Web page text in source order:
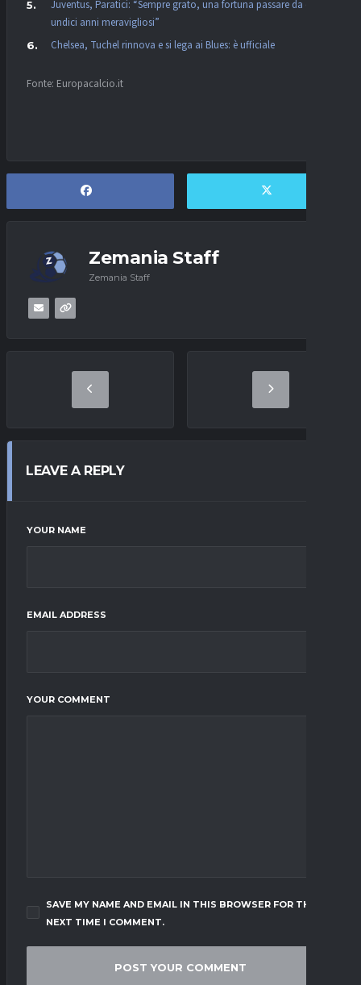
Juventus, Paratici: “Sempre grato, una fortuna passare da qui,
undici anni meravigliosi”
Chelsea, Tuchel rinnova e si lega ai Blues: è ufficiale
Fonte: Europacalcio.it
Zemania Staff
Zemania Staff
LEAVE A REPLY
YOUR NAME
EMAIL ADDRESS
YOUR COMMENT
SAVE MY NAME AND EMAIL IN THIS BROWSER FOR THE
NEXT TIME I COMMENT.